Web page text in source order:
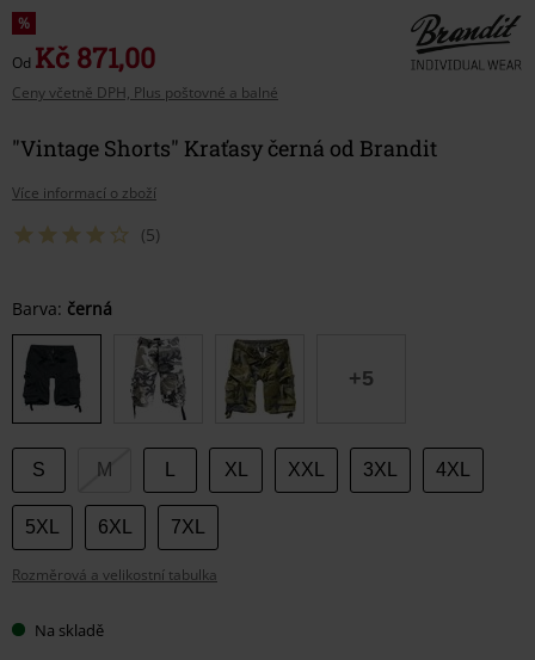
%
Od Kč 871,00
Ceny včetně DPH, Plus poštovné a balné
"Vintage Shorts" Kraťasy černá od Brandit
Více informací o zboží
(5)
Vyberte
si
velikost
Barva: černá
+5
S M XL XXL 3XL 4XL
5XL 6XL 7XL
Rozměrová a velikostní tabulka
Na skladě